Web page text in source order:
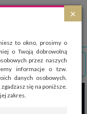
×
to okno, prosimy o
o Twoją dobrowolną
przez naszych
informacje o tzw.
danych osobowych.
się na poniższe.
zakres.
do celów statystycznych.
na zapisanie ich w pamięci